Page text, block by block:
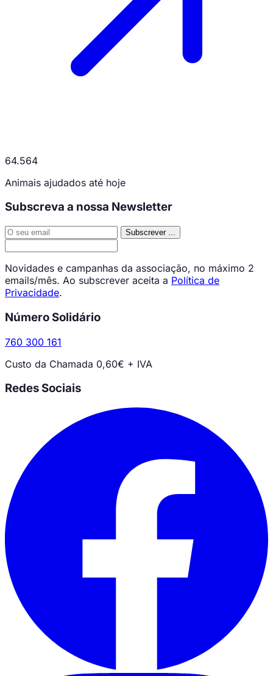
64.564
Animais ajudados até hoje
Subscreva a nossa Newsletter
Subscrever ...
Novidades e campanhas da associação, no máximo 2
emails/mês. Ao subscrever aceita a Política de
Privacidade.
Número Solidário
760 300 161
Custo da Chamada 0,60€ + IVA
Redes Sociais